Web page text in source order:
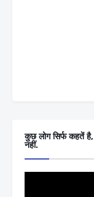
कुछ लोग सिर्फ कहतें
नहीं.